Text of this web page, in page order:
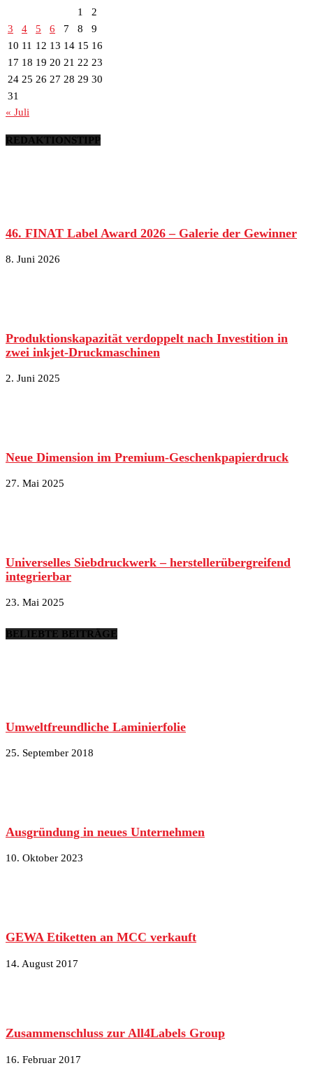
1
2
3
4 5 6 7 8
9
10 11 12 13 14 15 16
17 18 19 20 21 22 23
24 25 26 27 28 29 30
31
« Juli
REDAKTIONSTIPP
46. FINAT Label Award 2026 – Galerie der Gewinner
8. Juni 2026
Produktionskapazität verdoppelt nach Investition in
zwei inkjet-Druckmaschinen
2. Juni 2025
Neue Dimension im Premium-Geschenkpapierdruck
27. Mai 2025
Universelles Siebdruckwerk – herstellerübergreifend
integrierbar
23. Mai 2025
BELIEBTE BEITRÄGE
Umweltfreundliche Laminierfolie
25. September 2018
Ausgründung in neues Unternehmen
10. Oktober 2023
GEWA Etiketten an MCC verkauft
14. August 2017
Zusammenschluss zur All4Labels Group
16. Februar 2017